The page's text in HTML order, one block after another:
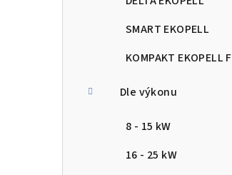
SMART EKOPELL
KOMPAKT EKOPELL F
Dle výkonu
8 - 15 kW
16 - 25 kW